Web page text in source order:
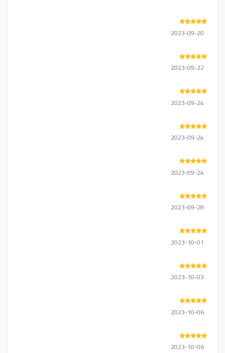
· 2023-09-20
· 2023-09-22
· 2023-09-24
· 2023-09-24
· 2023-09-24
· 2023-09-28
· 2023-10-01
· 2023-10-03
· 2023-10-06
· 2023-10-06